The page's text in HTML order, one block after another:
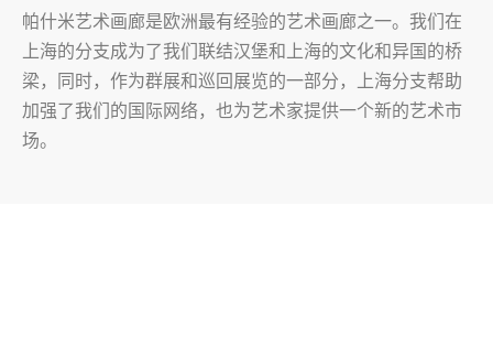
帕什米艺术画廊是欧洲最有经验的艺术画廊之一。我们在
上海的分支成为了我们联结汉堡和上海的文化和异国的桥
梁，同时，作为群展和巡回展览的一部分，上海分支帮助
加强了我们的国际网络，也为艺术家提供一个新的艺术市
场。